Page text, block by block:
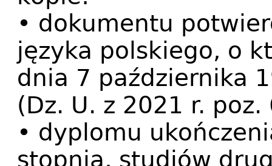
• dokumentu
języka polskiego, o
dnia 7 października
(Dz. U. z 2021 r.
• dyplomu
stopnia, studiów